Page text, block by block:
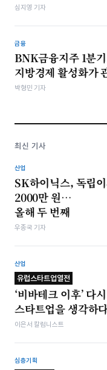
심지영 기자
금융
BNK금융지주 1분
지방경제 활성화가
박형민 기자
최신 기사
산업
SK하이닉스, 독립
2000만 원…
올해 두 번째
우종국 기자
산업
유럽스타트업열전
‘비바테크 이후’ 다
스타트업을 생각하
이은서 칼럼니스트
심층기획